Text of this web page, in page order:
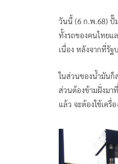
วันนี้ (6 ก.พ.68) ปั๊
ทั้งรถของคนไทยแ
เนื่อง หลังจากที่รั
ในส่วนของน้ำมันก็
ส่วนต้องข้ามฝั่งมา
แล้ว จะต้องใช้เครื่